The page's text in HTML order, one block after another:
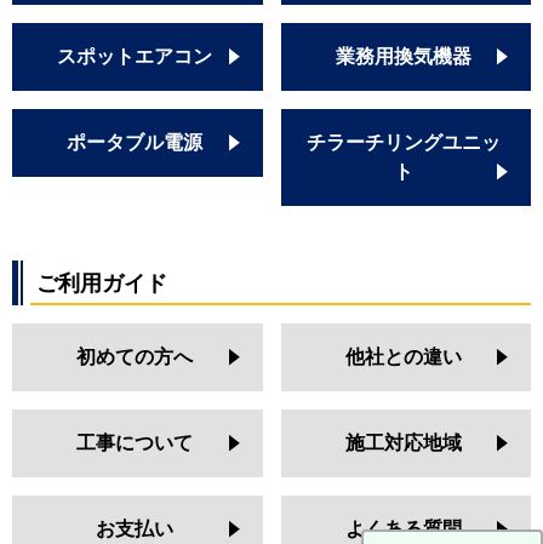
スポットエアコン 業務用換気機器
ポータブル電源
チラーチリングユニッ
ト
ご利用ガイド
初めての方へ 他社との違い
工事について 施工対応地域
お支払い よくある質問